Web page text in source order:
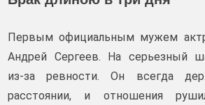
Первым официальным мужем
Андрей Сергеев. На серьезный
из‑за ревности. Он всегда
расстоянии, и отношения